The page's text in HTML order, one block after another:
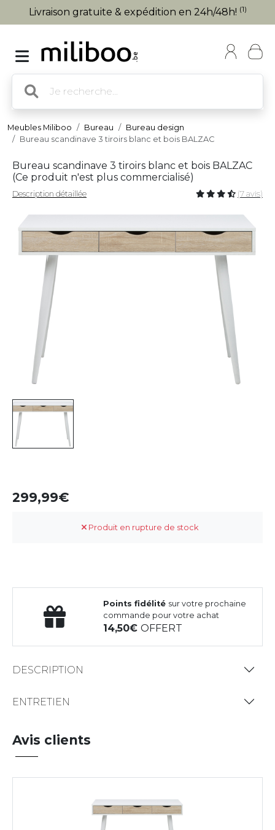
Livraison gratuite & expédition en 24h/48h! (1)
Meubles Miliboo Bureau
Bureau design
Bureau scandinave 3 tiroirs blanc et bois BALZAC
Bureau scandinave 3 tiroirs blanc et bois BALZAC
(Ce produit n'est plus commercialisé)
Description détaillée (7 avis)
299,99
Produit en rupture de stock
Points fidélité sur votre prochaine
commande pour votre achat
14,50OFFERT
DESCRIPTION
ENTRETIEN
Avis clients